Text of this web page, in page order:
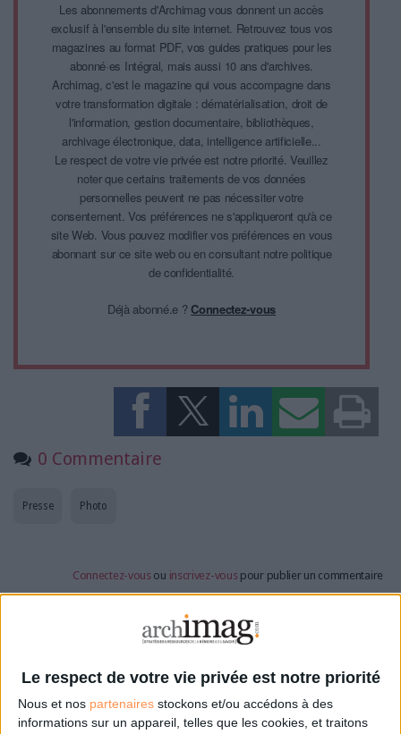
Le respect de votre vie privée est notre priorité
Nous et nos partenaires stockons et/ou accédons à des
informations sur un appareil, telles que les cookies, et traitons
Les abonnements d'Archimag vous donnent un accès
exclusif à l'ensemble du site internet. Retrouvez tous vos
magazines au format PDF, vos guides pratiques pour les
abonné·es Intégral, mais aussi 10 ans d'archives.
Archimag, c'est le magazine qui vous accompagne dans
votre transformation digitale : dématérialisation, droit de
l'information, gestion documentaire, bibliothèques,
archivage électronique, data, intelligence artificielle...
Le respect de votre vie privée est notre priorité. Veuillez
noter que certains traitements de vos données
personnelles peuvent ne pas nécessiter votre
consentement. Vos préférences ne s'appliqueront qu'à ce
site Web. Vous pouvez modifier vos préférences en vous
abonnant sur ce site web ou en consultant notre politique
de confidentialité.
Déjà abonné.e ?Connectez-vous
0 Commentaire
Photo
Presse
Connectez-vous ou inscrivez-vous pour publier un commentaire
À LIRE SUR ARCHIMAG
Des archives inédites de Led Zeppelin refont
surface